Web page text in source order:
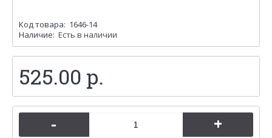
Код товара: 1646-14
Наличие: Есть в наличии
525.00 р.
- +